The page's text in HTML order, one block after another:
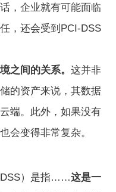
，企业就有可能面临
，还会受到PCI-DSS
之间的关系。这并非
的资产来说，其数据
端。此外，如果没有
会变得非常复杂。
DSS）是指……这是一